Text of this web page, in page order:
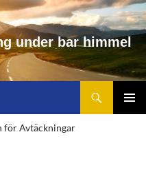
g under bar himme
himmel
för Avtäckningar